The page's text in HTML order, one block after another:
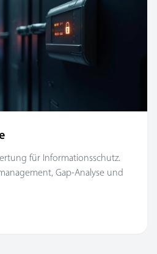
für Informationsschutz.
Gap-Analyse und